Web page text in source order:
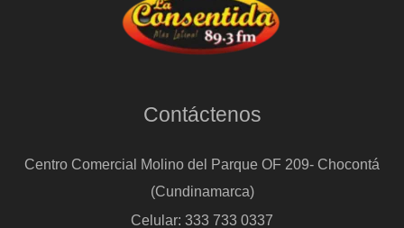
Contáctenos
Centro Comercial Molino del Parque OF 209- Chocontá
(Cundinamarca)
Celular: 333 733 0337